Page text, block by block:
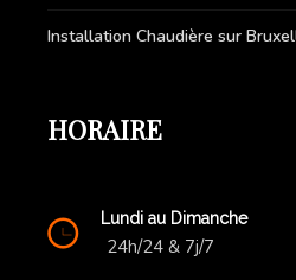
Installation Chaudière sur
HORAIRE
Lundi au Dimanche
24h/24 & 7j/7